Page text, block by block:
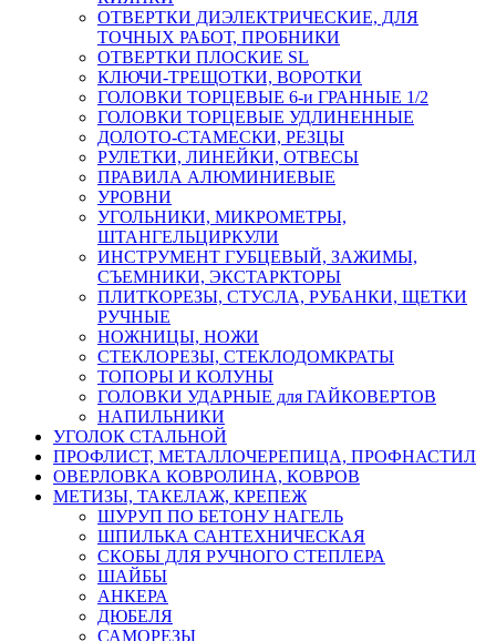
ОТВЕРТКИ ДИЭЛЕКТРИЧЕСКИЕ, ДЛЯ
ТОЧНЫХ РАБОТ, ПРОБНИКИ
ОТВЕРТКИ ПЛОСКИЕ SL
КЛЮЧИ-ТРЕЩОТКИ, ВОРОТКИ
ГОЛОВКИ ТОРЦЕВЫЕ 6-и ГРАННЫЕ 1/2
ГОЛОВКИ ТОРЦЕВЫЕ УДЛИНЕННЫЕ
ДОЛОТО-СТАМЕСКИ, РЕЗЦЫ
РУЛЕТКИ, ЛИНЕЙКИ, ОТВЕСЫ
ПРАВИЛА АЛЮМИНИЕВЫЕ
УРОВНИ
УГОЛЬНИКИ, МИКРОМЕТРЫ,
ШТАНГЕЛЬЦИРКУЛИ
ИНСТРУМЕНТ ГУБЦЕВЫЙ, ЗАЖИМЫ,
СЪЕМНИКИ, ЭКСТАРКТОРЫ
ПЛИТКОРЕЗЫ, СТУСЛА, РУБАНКИ, ЩЕТКИ
РУЧНЫЕ
НОЖНИЦЫ, НОЖИ
СТЕКЛОРЕЗЫ, СТЕКЛОДОМКРАТЫ
ТОПОРЫ И КОЛУНЫ
ГОЛОВКИ УДАРНЫЕ для ГАЙКОВЕРТОВ
НАПИЛЬНИКИ
УГОЛОК СТАЛЬНОЙ
ПРОФЛИСТ, МЕТАЛЛОЧЕРЕПИЦА, ПРОФНАСТИЛ
ОВЕРЛОВКА КОВРОЛИНА, КОВРОВ
МЕТИЗЫ, ТАКЕЛАЖ, КРЕПЕЖ
ШУРУП ПО БЕТОНУ НАГЕЛЬ
ШПИЛЬКА САНТЕХНИЧЕСКАЯ
СКОБЫ ДЛЯ РУЧНОГО СТЕПЛЕРА
ШАЙБЫ
АНКЕРА
ДЮБЕЛЯ
САМОРЕЗЫ